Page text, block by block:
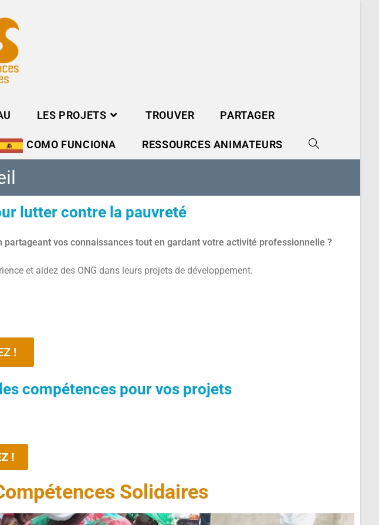
LES PROJETS TROUVER PARTAGER
COMO FUNCIONA RESSOURCES ANIMATEURS
lutter contre la pauvreté
partageant vos connaissances tout en gardant votre activité professionnelle ?
et aidez des ONG dans leurs projets de développement.
!
compétences pour vos projets
!
Solidaires